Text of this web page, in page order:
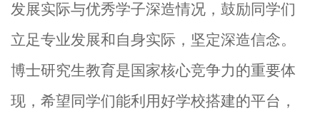
发展实际与优秀学子深造情况，鼓励同学们
立足专业发展和 自身实际，坚定深造信念。
博士研究生教育是国家核心竞争力的重要体
现，希望同学们能利用好学校搭建的平台，